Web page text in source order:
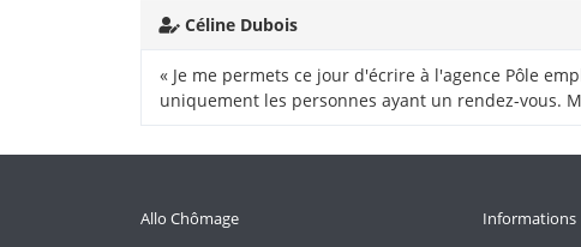
Céline Dubois
« Je me permets ce jour d'écrire à l'agence Pôle
uniquement les personnes ayant un rendez-vous.
Allo Chômage Informations